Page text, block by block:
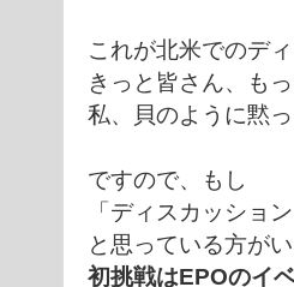
これが北米でのデ
きっと皆さん、も
私、貝のように黙
ですので、もし
「ディスカッショ
と思っている方が
初挑戦はEPOのイ